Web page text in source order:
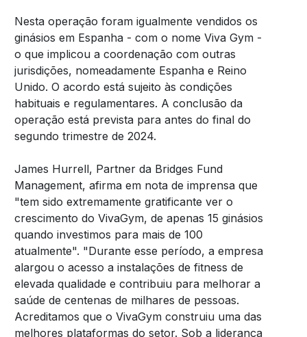
Nesta operação foram igualmente vendidos os
ginásios em Espanha - com o nome Viva Gym -
o que implicou a coordenação com outras
jurisdições, nomeadamente Espanha e Reino
Unido. O acordo está sujeito às condições
habituais e regulamentares. A conclusão da
operação está prevista para antes do final do
segundo trimestre de 2024.
James Hurrell, Partner da Bridges Fund
Management, afirma em nota de imprensa que
"tem sido extremamente gratificante ver o
crescimento do VivaGym, de apenas 15 ginásios
quando investimos para mais de 100
atualmente". "Durante esse período, a empresa
alargou o acesso a instalações de fitness de
elevada qualidade e contribuiu para melhorar a
saúde de centenas de milhares de pessoas.
Acreditamos que o VivaGym construiu uma das
melhores plataformas do setor. Sob a liderança